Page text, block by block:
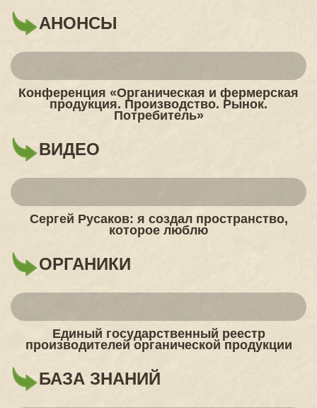
АНОНСЫ
Конференция «Органическая и фермерская
продукция. Производство. Рынок.
Потребитель»
ВИДЕО
Сергей Русаков: я создал пространство,
которое люблю
ОРГАНИКИ
Единый государственный реестр
производителей органической продукции
БАЗА ЗНАНИЙ